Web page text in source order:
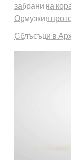
забрани на
Ормузкия
Сблъсъци в